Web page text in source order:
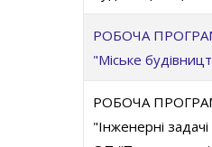
РОБОЧА
"Міське
РОБОЧА
"Інженерні